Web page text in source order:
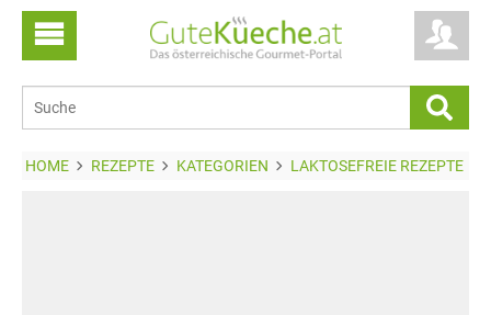
HOME REZEPTE KATEGORIEN LAKTOSEFREIE REZEPTE